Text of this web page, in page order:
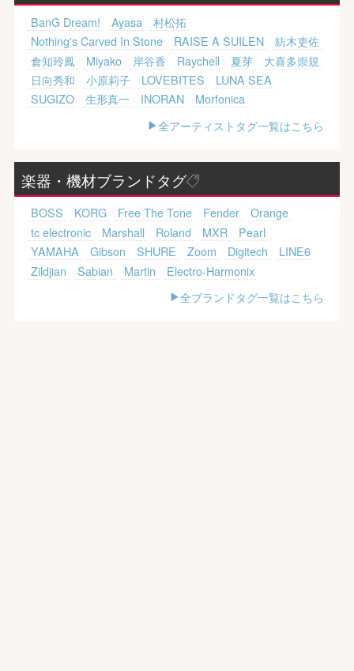
BanG Dream! Ayasa
村松拓
Nothing's Carved In Stone
RAISE A SUILEN
紡木吏佐
倉知玲鳳
Miyako 岸谷香 Raychell 夏芽
大喜多崇規
日向秀和
小原莉子 LOVEBITES
LUNA SEA
SUGIZO
生形真一 INORAN
Morfonica
全アーティストタグ一覧はこちら
楽器・機材ブランドタグ
BOSS KORG Free The Tone Fender
Orange
tc electronic
Marshall Roland MXR
Pearl
YAMAHA
Gibson SHURE Zoom Digitech
LINE6
Zildjian
Sabian Martin
Electro-Harmonix
全ブランドタグ一覧はこちら